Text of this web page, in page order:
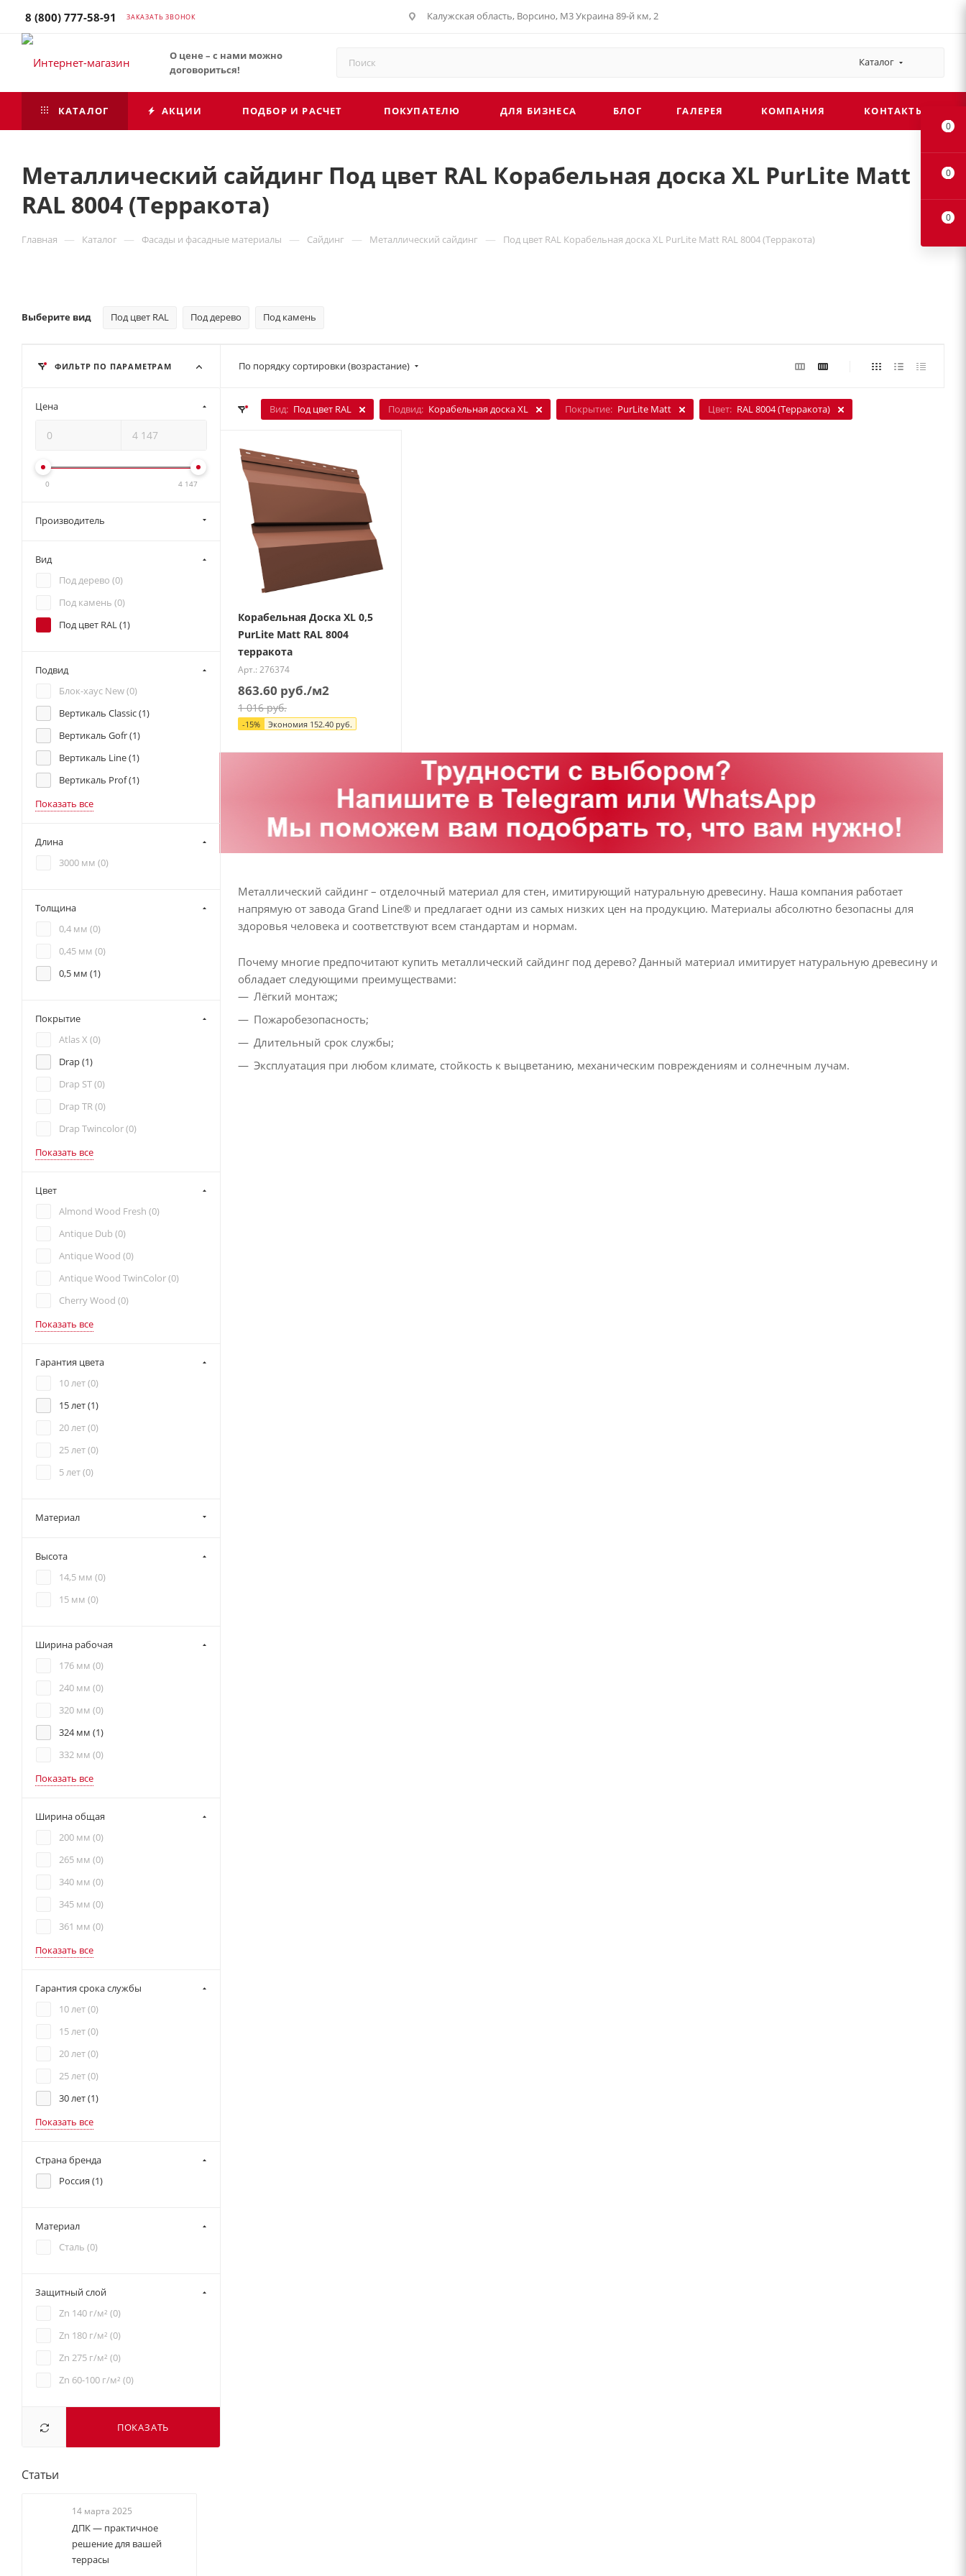
8 (800) 777-58-91 ЗАКАЗАТЬ ЗВОНОК Калужская область, Ворсино, М3 Украина 89-й км, 2
О цене – с нами можно
договориться!
Каталог
КАТАЛОГ АКЦИИ ПОДБОР И РАСЧЕТ ПОКУПАТЕЛЮ ДЛЯ БИЗНЕСА БЛОГ ГАЛЕРЕЯ КОМПАНИЯ КОНТАКТЫ
Металлический сайдинг Под цвет RAL Корабельная доска XL PurLite Matt
RAL 8004 (Терракота)
Главная — Каталог — Фасады и фасадные материалы — Сайдинг — Металлический сайдинг — Под цвет RAL Корабельная доска XL PurLite Matt RAL 8004 (Терракота)
Выберите вид Под цвет RAL Под дерево Под камень
По порядку сортировки (возрастание)
Вид: Под цвет RAL Подвид: Корабельная доска XL Покрытие: PurLite Matt Цвет: RAL 8004 (Терракота)
Корабельная Доска XL 0,5
PurLite Мatt RAL 8004
терракота
Арт.: 276374
863.60 руб./м2
1 016руб.
-15% Экономия 152.40 руб.
Металлический сайдинг – отделочный материал для стен, имитирующий натуральную древесину. Наша компания работает
напрямую от завода Grand Line® и предлагает одни из самых низких цен на продукцию. Материалы абсолютно безопасны для
здоровья человека и соответствуют всем стандартам и нормам.
Почему многие предпочитают купить металлический сайдинг под дерево? Данный материал имитирует натуральную древесину и
обладает следующими преимуществами:
Лёгкий монтаж;
Пожаробезопасность;
Длительный срок службы;
Эксплуатация при любом климате, стойкость к выцветанию, механическим повреждениям и солнечным лучам.
ФИЛЬТР ПО ПАРАМЕТРАМ
Цена
0 4 147
Производитель
Вид
Под дерево (0)
Под камень (0)
Под цвет RAL (1)
Подвид
Блок-хаус New (0)
Вертикаль Classic (1)
Вертикаль Gofr (1)
Вертикаль Line (1)
Вертикаль Prof (1)
Показать все
Длина
3000 мм (0)
Толщина
0,4 мм (0)
0,45 мм (0)
0,5 мм (1)
Покрытие
Atlas X (0)
Drap (1)
Drap ST (0)
Drap TR (0)
Drap Twincolor (0)
Показать все
Цвет
Almond Wood Fresh (0)
Antique Dub (0)
Antique Wood (0)
Antique Wood TwinColor (0)
Cherry Wood (0)
Показать все
Гарантия цвета
10 лет (0)
15 лет (1)
20 лет (0)
25 лет (0)
5 лет (0)
Материал
Высота
14,5 мм (0)
15 мм (0)
Ширина рабочая
176 мм (0)
240 мм (0)
320 мм (0)
324 мм (1)
332 мм (0)
Показать все
Ширина общая
200 мм (0)
265 мм (0)
340 мм (0)
345 мм (0)
361 мм (0)
Показать все
Гарантия срока службы
10 лет (0)
15 лет (0)
20 лет (0)
25 лет (0)
30 лет (1)
Показать все
Страна бренда
Россия (1)
Материал
Сталь (0)
Защитный слой
Zn 140 г/м² (0)
Zn 180 г/м² (0)
Zn 275 г/м² (0)
Zn 60-100 г/м² (0)
ПОКАЗАТЬ
Статьи
14 марта 2025
ДПК — практичное
решение для вашей
террасы
0
0
0